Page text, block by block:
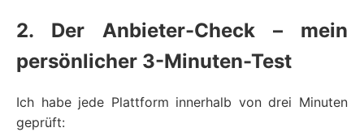
2. Der Anbieter-Check – mein
persönlicher 3-Minuten-Test
Ich habe jede Plattform innerhalb von drei Minuten
geprüft: